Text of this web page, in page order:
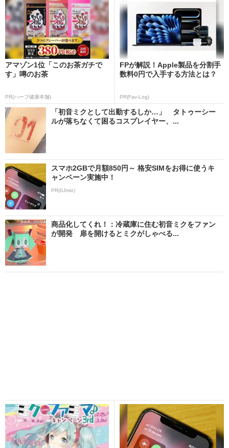
アマゾン1位「このお茶ガチで
す」噂のお茶
PR(ハーブ健康本舗)
FPが解説！Apple製品を分割手
数料0円で入手する方法とは？
PR(Fav-Log)
「初音ミクとして出勤するしか…」 タトゥーシー
ルが落ちなくて困るコスプレイヤー、...
スマホ2GBで月額850円～ 格安SIMをお得に使うキ
ャンペーン実施中！
PR(IIJmio)
商品化してくれ！：冷蔵庫に住む初音ミクをファン
が開発 扉を開けるとミクがしゃべる...